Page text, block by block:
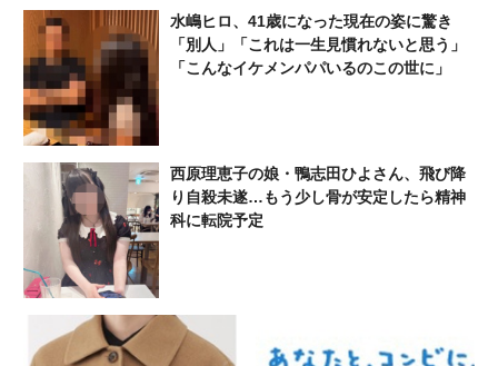
水嶋ヒロ、41歳になった現在の姿に驚き
「別人」「これは一生見慣れないと思う」
「こんなイケメンパパいるのこの世に」
西原理恵子の娘・鴨志田ひよさん、飛び降
り自殺未遂…もう少し骨が安定したら精神
科に転院予定